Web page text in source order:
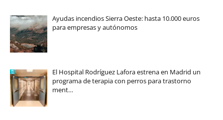
Ayudas incendios Sierra Oeste: hasta 10.000 euros
para empresas y autónomos
El Hospital Rodríguez Lafora estrena en Madrid un
programa de terapia con perros para trastorno
ment…